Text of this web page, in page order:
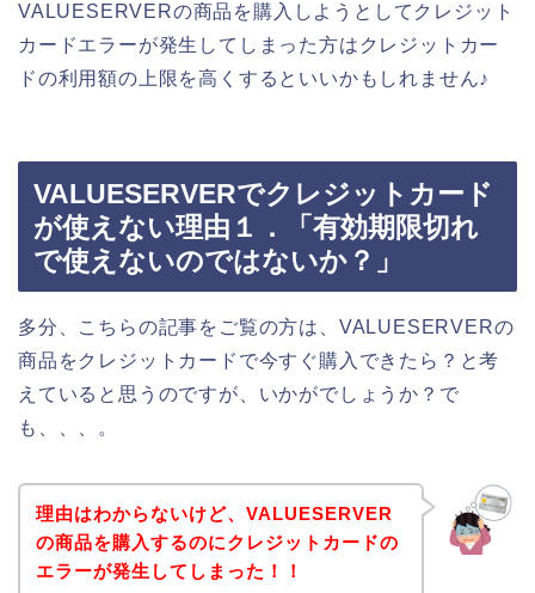
VALUESERVERの商品を購入しようとしてクレジット
カードエラーが発生してしまった方はクレジットカー
ドの利用額の上限を高くするといいかもしれません♪
VALUESERVERでクレジットカード
が使えない理由１．「有効期限切れ
で使えないのではないか？」
多分、こちらの記事をご覧の方は、VALUESERVERの
商品をクレジットカードで今すぐ購入できたら？と考
えていると思うのですが、いかがでしょうか？で
も、、、。
理由はわからないけど、VALUESERVER
の商品を購入するのにクレジットカードの
エラーが発生してしまった！！